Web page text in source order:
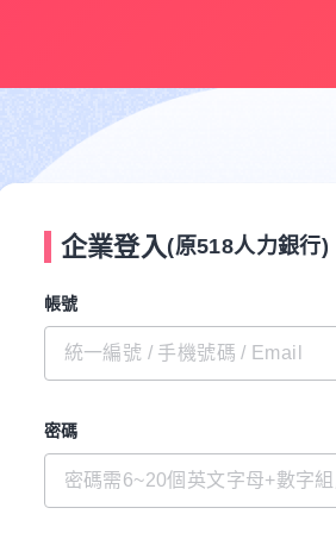
企業登入(原518人力銀行)
帳號
密碼